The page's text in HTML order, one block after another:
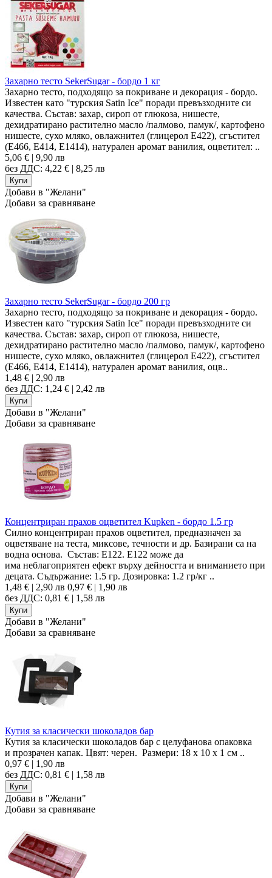
Захарно тесто SekerSugar - бордо 1 кг
Захарно тесто, подходящо за покриване и декорация - бордо.
Известен като "турския Satin Ice" поради превъзходните си
качества. Състав: захар, сироп от глюкоза, нишесте,
дехидратирано растително масло /палмово, памук/, картофено
нишесте, сухо мляко, овлажнител (глицерол Е422), сгъстител
(E466, E414, E1414), натурален аромат ванилия, оцветител: ..
5,06 € | 9,90 лв
без ДДС: 4,22 € | 8,25 лв
Добави в "Желани"
Добави за сравняване
Захарно тесто SekerSugar - бордо 200 гр
Захарно тесто, подходящо за покриване и декорация - бордо.
Известен като "турския Satin Ice" поради превъзходните си
качества. Състав: захар, сироп от глюкоза, нишесте,
дехидратирано растително масло /палмово, памук/, картофено
нишесте, сухо мляко, овлажнител (глицерол Е422), сгъстител
(E466, E414, E1414), натурален аромат ванилия, оцв..
1,48 € | 2,90 лв
без ДДС: 1,24 € | 2,42 лв
Добави в "Желани"
Добави за сравняване
Концентриран прахов оцветител Kupken - бордо 1.5 гр
Силно концентриран прахов оцветител, предназначен за
оцветяване на теста, миксове, течности и др. Базирани са на
водна основа. Състав: E122. E122 може да
има неблагоприятен ефект върху дейността и вниманието при
децата. Съдържание: 1.5 гр. Дозировка: 1.2 гр/кг ..
1,48 € | 2,90 лв 0,97 € | 1,90 лв
без ДДС: 0,81 € | 1,58 лв
Добави в "Желани"
Добави за сравняване
Кутия за класически шоколадов бар
Кутия за класически шоколадов бар с целуфанова опаковка
и прозрачен капак. Цвят: черен. Размери: 18 x 10 x 1 cм ..
0,97 € | 1,90 лв
без ДДС: 0,81 € | 1,58 лв
Добави в "Желани"
Добави за сравняване